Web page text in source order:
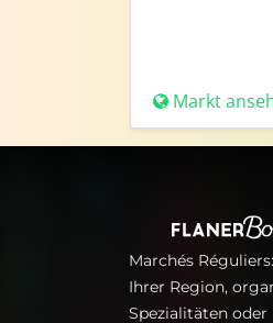
Markt
Marchés
Ihrer Region,
Spezialitäten